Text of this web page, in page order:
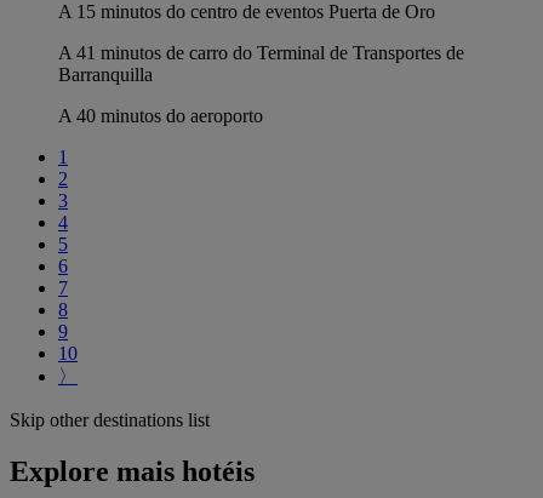
A 15 minutos do centro de eventos Puerta de Oro
A 41 minutos de carro do Terminal de Transportes de
Barranquilla
A 40 minutos do aeroporto
1
2
3
4
5
6
7
8
9
10
〉
Skip other destinations list
Explore mais hotéis